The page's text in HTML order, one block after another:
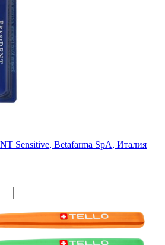
Sensitive, Betafarma SpA, Италия